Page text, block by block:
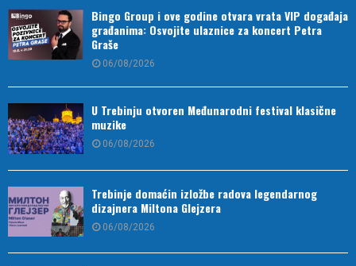
Bingo Group i ove godine otvara vrata VIP događaja
građanima: Osvojite ulaznice za koncert Petra
Graše
06/08/2026
U Trebinju otvoren Međunarodni festival klasične
muzike
06/08/2026
Trebinje domaćin izložbe radova legendarnog
dizajnera Miltona Glejzera
06/08/2026